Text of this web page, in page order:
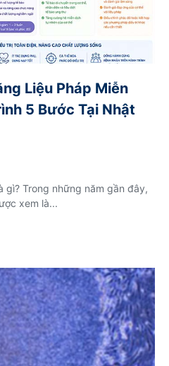
Liệu Pháp Miễn
5 Bước Tại Nhật
gì? Trong những năm gần đây,
xem là...